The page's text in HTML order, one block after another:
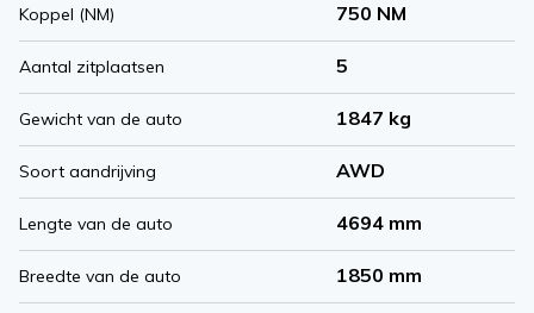
Koppel (NM) 750 NM
Aantal zitplaatsen 5
Gewicht van de auto 1847 kg
Soort aandrijving AWD
Lengte van de auto 4694 mm
Breedte van de auto 1850 mm